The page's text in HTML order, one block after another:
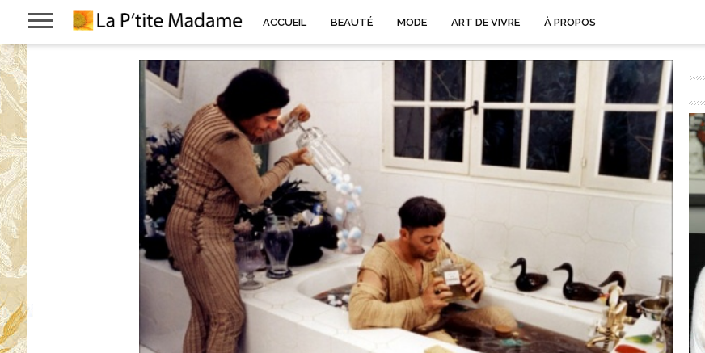
ACCUEIL BEAUTÉ MODE ART DE VIVRE À PROPOS